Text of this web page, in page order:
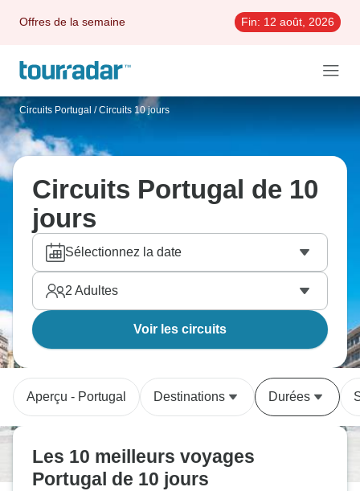
Offres de la semaine Fin: 12 août, 2026
Circuits Portugal / Circuits 10 jours
Circuits Portugal de 10
jours
Sélectionnez la date
2 Adultes
Voir les circuits
Aperçu - Portugal Destinations Durées
Les 10 meilleurs voyages
Portugal de 10 jours